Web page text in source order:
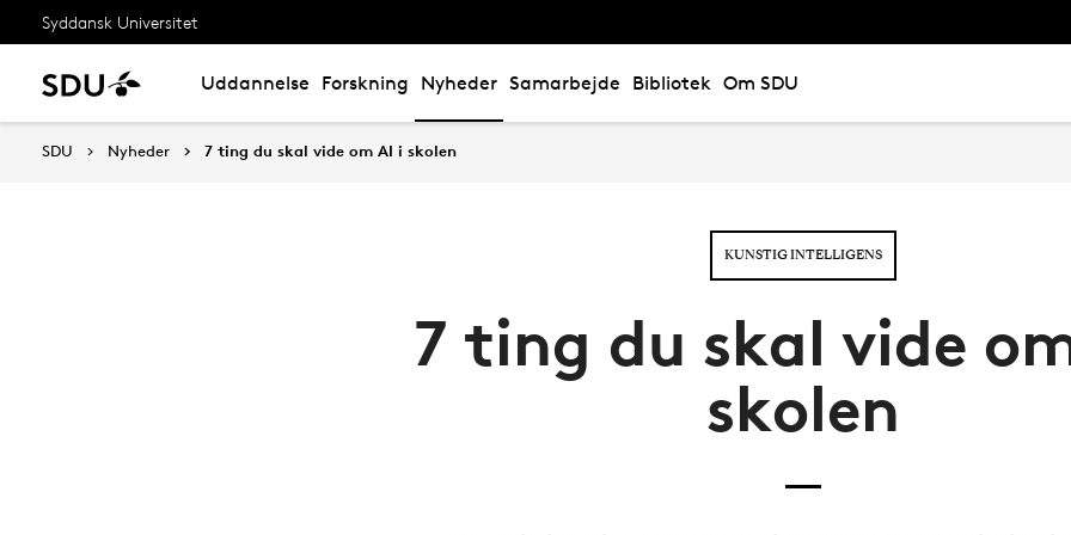
Syddansk Universitet
Uddannelse Forskning Nyheder Samarbejde Bibliotek Om SDU
SDU Nyheder 7 ting du skal vide om AI i skolen
KUNSTIG INTELLIGENS
7 ting du skal vide
skolen